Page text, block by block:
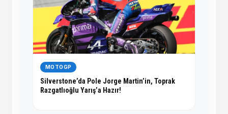
MOTOGP
Silverstone’da Pole Jorge Martin’in, Toprak
Razgatlıoğlu Yarış’a Hazır!